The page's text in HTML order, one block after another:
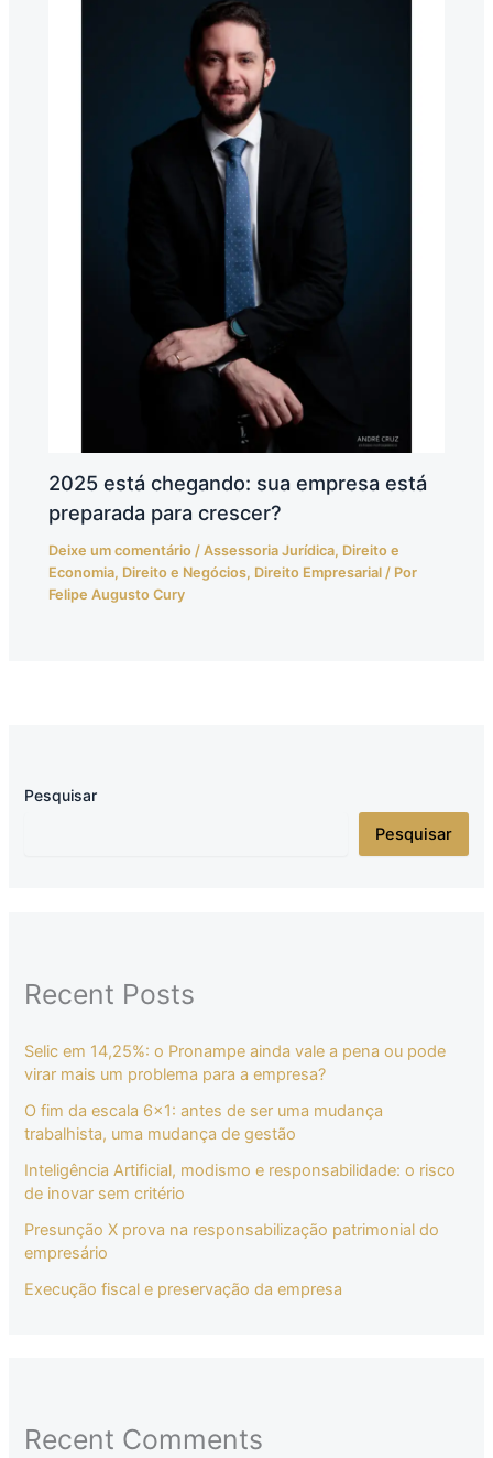
2025 está chegando: sua empresa está
preparada para crescer?
Deixe um comentário /Assessoria Jurídica, Direito e
Economia, Direito e Negócios, Direito Empresarial / Por
Felipe Augusto Cury
Pesquisar
Pesquisar
Recent Posts
Selic em 14,25%: o Pronampe ainda vale a pena ou pode
virar mais um problema para a empresa?
O fim da escala 6×1: antes de ser uma mudança
trabalhista, uma mudança de gestão
Inteligência Artificial, modismo e responsabilidade: o risco
de inovar sem critério
Presunção X prova na responsabilização patrimonial do
empresário
Execução fiscal e preservação da empresa
Recent Comments